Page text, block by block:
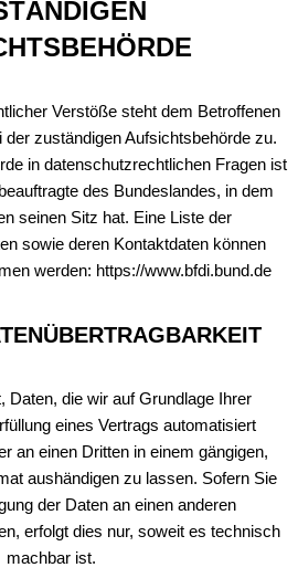
Verstöße steht dem Betroffenen
zuständigen Aufsichtsbehörde zu.
in datenschutzrechtlichen Fragen ist
des Bundeslandes, in dem
seinen Sitz hat. Eine Liste der
sowie deren Kontaktdaten können
werden: https://www.bfdi.bund.de
Daten, die wir auf Grundlage Ihrer
eines Vertrags automatisiert
an einen Dritten in einem gängigen,
aushändigen zu lassen. Sofern Sie
der Daten an einen anderen
erfolgt dies nur, soweit es technisch
machbar ist.